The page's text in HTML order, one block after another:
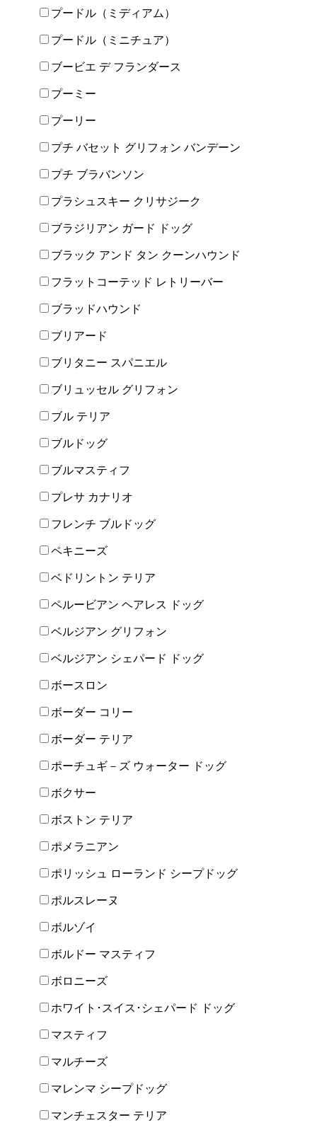
プードル（ミディアム）
プードル（ミニチュア）
ブービエ デ フランダース
プーミー
プーリー
プチ バセット グリフォン バンデーン
プチ ブラバンソン
プラシュスキー クリサジーク
ブラジリアン ガード ドッグ
ブラック アンド タン クーンハウンド
フラットコーテッド レトリーバー
ブラッドハウンド
ブリアード
ブリタニー スパニエル
ブリュッセル グリフォン
ブル テリア
ブルドッグ
ブルマスティフ
プレサ カナリオ
フレンチ ブルドッグ
ペキニーズ
ベドリントン テリア
ペルービアン ヘアレス ドッグ
ベルジアン グリフォン
ベルジアン シェパード ドッグ
ボースロン
ボーダー コリー
ボーダー テリア
ポーチュギ－ズ ウォーター ドッグ
ボクサー
ボストン テリア
ポメラニアン
ポリッシュ ローランド シープドッグ
ポルスレーヌ
ボルゾイ
ボルドー マスティフ
ボロニーズ
ホワイト･スイス･シェパード ドッグ
マスティフ
マルチーズ
マレンマ シープドッグ
マンチェスター テリア